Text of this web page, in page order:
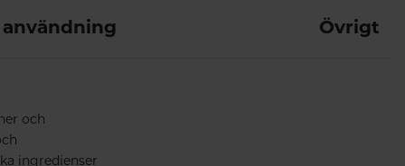
Övrigt
och
ingredienser